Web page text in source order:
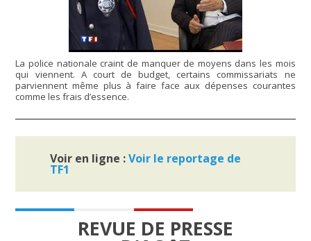
La police nationale craint de manquer de moyens dans les mois
qui viennent. A court de budget, certains commissariats ne
parviennent même plus à faire face aux dépenses courantes
comme les frais d’essence.
Voir en ligne :Voir le reportage de
TF1
REVUE DE PRESSE